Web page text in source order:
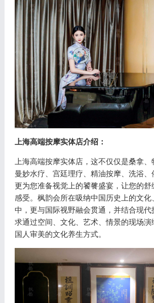
上海高端按摩实体店介绍：
上海高端按摩实体店，这不仅仅是桑拿、
曼妙水疗、宫廷理疗、精油按摩、洗浴、
更为您准备视觉上的饕餮盛宴，让您的舒
感受。枫韵会所在吸纳中国历史上的文化
中，更与国际视野融会贯通，并结合现代
求通过空间、文化、艺术、情景的现场演
国人审美的文化养生方式。